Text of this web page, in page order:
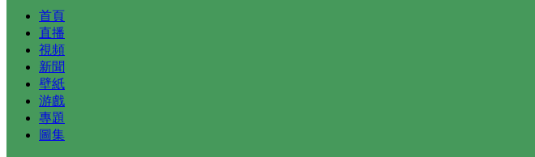
首頁
直播
視頻
新聞
壁紙
游戲
專題
圖集